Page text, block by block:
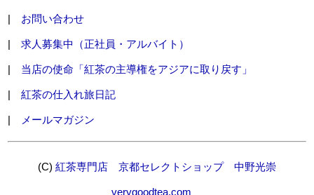
| お問い合わせ
|求人募集中（正社員・アルバイト）
| 当店の使命「紅茶の主導権をアジアに取り戻す」
|紅茶の仕入れ旅日記
| メールマガジン
(C) 紅茶専門店 京都セレクトショップ 中野光崇
verygoodtea.com